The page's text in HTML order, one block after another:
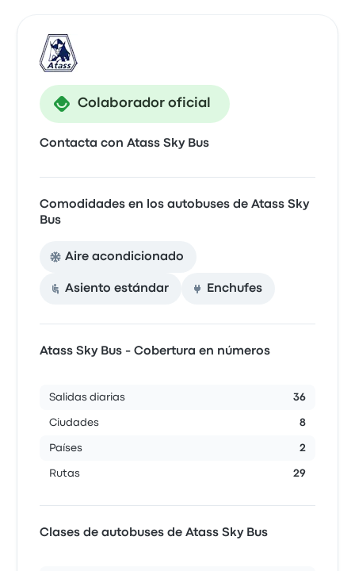
Colaborador oficial
Contacta con Atass Sky Bus
Comodidades en los autobuses de Atass Sky
Bus
Aire acondicionado
Asiento estándar Enchufes
Atass Sky Bus - Cobertura en números
Salidas diarias 36
Ciudades 8
Países 2
Rutas 29
Clases de autobuses de Atass Sky Bus